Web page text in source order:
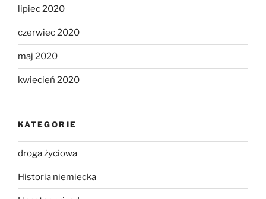
lipiec 2020
czerwiec 2020
maj 2020
kwiecień 2020
KATEGORIE
droga życiowa
Historia niemiecka